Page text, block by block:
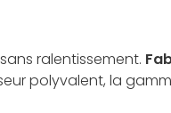
ralentissement.
polyvalent, la
craquez pour un